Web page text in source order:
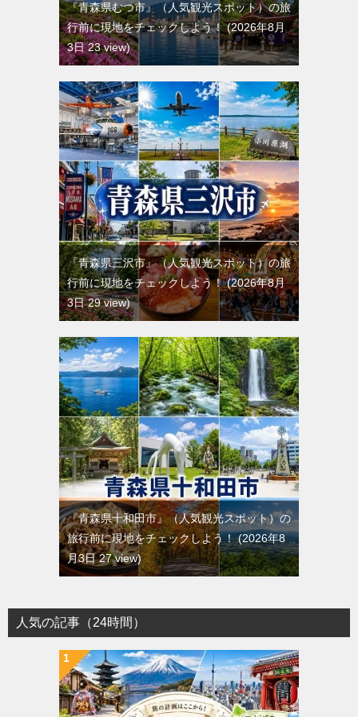
『青森県むつ市』（人気観光スポット）の旅
行前に現地をチェックしよう！ 2026年8月
3日 23 view
『青森県三沢市』（人気観光スポット）の旅
行前に現地をチェックしよう！ 2026年8月
3日 29 view
『青森県十和田市』（人気観光スポット）の
旅行前に現地をチェックしよう！ 2026年8
月3日 27 view
人気の記事（24時間）